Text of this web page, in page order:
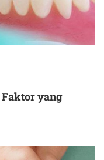
Faktor yang